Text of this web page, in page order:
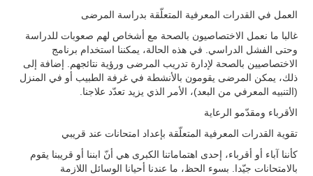
العمل في القدرات المعرفية المتعلّقة بدراسة المرضى
غالبا ما نعمل الاختصاصيون بالصحة مع أشخاص لهم صعوبات للدراسة
وحتى الفشل الدراسي. في هذه الحالة، يمكننا استخدام برنامج
الاختصاصيين بالصحة لإدارة تدريب المرضى ورؤية نتائجهم. إضافة إلى
ذلك، يمكن المرضى يقومون بالأنشطة في غرفة الطبيب أو في المنزل
(التنبيه المعرفي من البعد)، الأمر الذي يزيد تعدّد علاجنا.
الأقرباء ومقدّمو الرعاية
تقوية القدرات المعرفية المتعلّقة بإعداد امتحانات عند قريبي
كأننا آباء أو أقرباء، إحدى اهتماماتنا الكبرى هي أنّ ابننا أو قريبنا يقوم
بالامتحانات جيّدا. بسوء الحظ، ما عندنا أحيانا الوسائل اللازمة